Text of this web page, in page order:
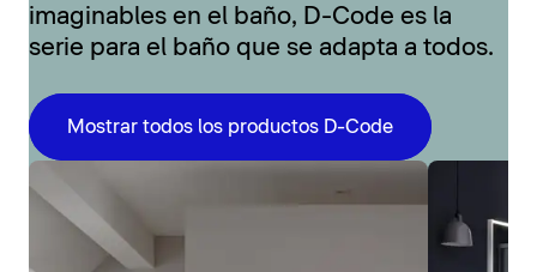
imaginables en el baño, D-Code es la
serie para el baño que se adapta a todos.
Mostrar todos los productos D-Code